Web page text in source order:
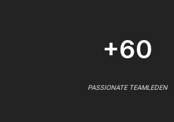
+60
PASSIONATE TEAMLEDEN